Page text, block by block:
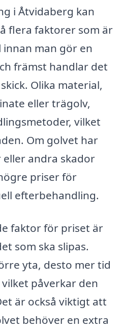
i Åtvidaberg kan
flera faktorer som är
man gör en
främst handlar det
Olika material,
eller trägolv,
vilket
Om golvet har
andra skador
priser för
efterbehandling.
faktor för priset är
som ska slipas.
yta, desto mer tid
påverkar den
är också viktigt att
behöver en extra